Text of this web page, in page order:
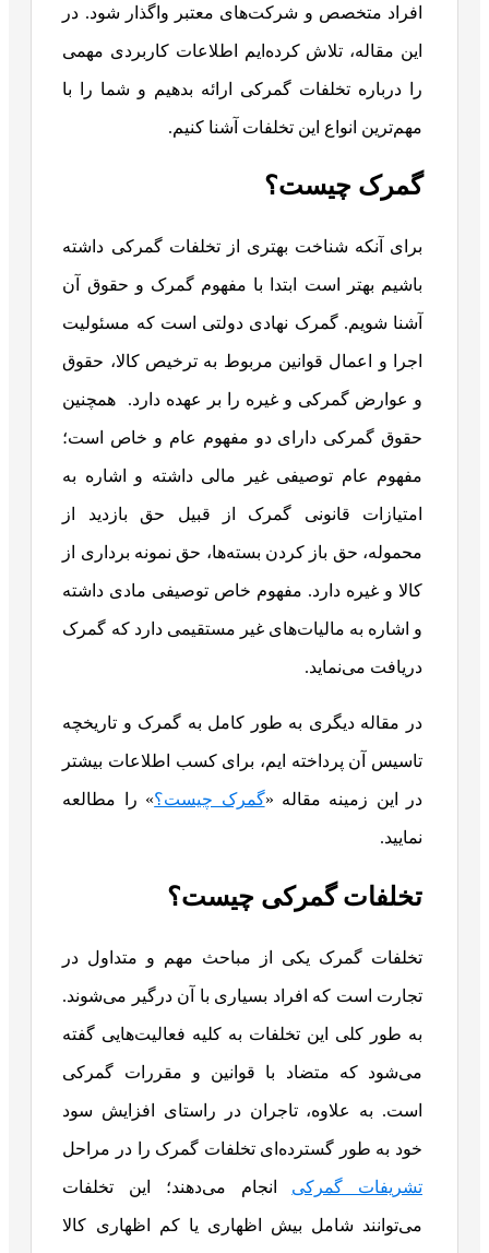
افراد متخصص و شرکت‌های معتبر واگذار شود. در
این مقاله، تلاش کرده‌ایم اطلاعات کاربردی مهمی
را درباره تخلفات گمرکی ارائه بدهیم و شما را با
مهم‌ترین انواع این تخلفات آشنا کنیم.
گمرک چیست؟
برای آنکه شناخت بهتری از تخلفات گمرکی داشته
باشیم بهتر است ابتدا با مفهوم گمرک و حقوق آن
آشنا شویم. گمرک نهادی دولتی است که مسئولیت
اجرا و اعمال قوانین مربوط به ترخیص کالا، حقوق
و عوارض گمرکی و غیره را بر عهده دارد. همچنین
حقوق گمرکی دارای دو مفهوم عام و خاص است؛
مفهوم عام توصیفی غیر مالی داشته و اشاره به
امتیازات قانونی گمرک از قبیل حق بازدید از
محموله، حق باز کردن بسته‌ها، حق نمونه برداری از
کالا و غیره دارد. مفهوم خاص توصیفی مادی داشته
و اشاره به مالیات‌های غیر مستقیمی دارد که گمرک
دریافت می‌نماید.
در مقاله دیگری به طور کامل به گمرک و تاریخچه
تاسیس آن پرداخته ایم، برای کسب اطلاعات بیشتر
در این زمینه مقاله «گمرک چیست؟» را مطالعه
نمایید.
تخلفات گمرکی چیست؟
تخلفات گمرک یکی از مباحث مهم و متداول در
تجارت است که افراد بسیاری با آن درگیر می‌شوند.
به طور کلی این تخلفات به کلیه فعالیت‌هایی گفته
می‌شود که متضاد با قوانین و مقررات گمرکی
است. به علاوه، تاجران در راستای افزایش سود
خود به طور گسترده‌ای تخلفات گمرک را در مراحل
تشریفات گمرکی انجام می‌دهند؛ این تخلفات
می‌توانند شامل بیش اظهاری یا کم اظهاری کالا